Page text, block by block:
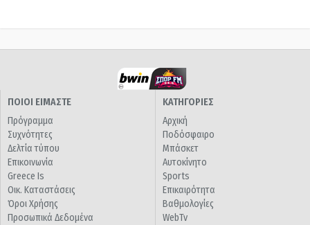
ΠΟΙΟΙ ΕΙΜΑΣΤΕ
Πρόγραμμα
Συχνότητες
Δελτία τύπου
Επικοινωνία
Greece Is
Οικ. Καταστάσεις
Όροι Χρήσης
Προσωπικά Δεδομένα
ΚΑΤΗΓΟΡΙΕΣ
Αρχική
Ποδόσφαιρο
Μπάσκετ
Αυτοκίνητο
Sports
Επικαιρότητα
Βαθμολογίες
WebTv